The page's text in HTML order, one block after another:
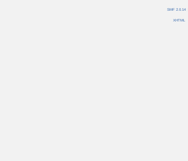
SMF 2.0.14
XHTML